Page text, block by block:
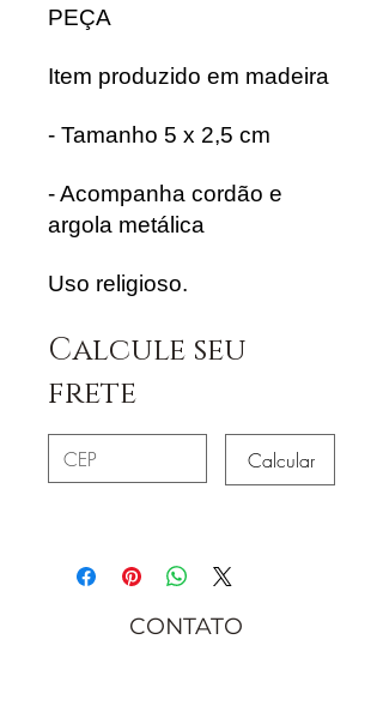
PEÇA
Item produzido em madeira
- Tamanho 5 x 2,5 cm
- Acompanha cordão e
argola metálica
Uso religioso.
Calcule seu
frete
Calcular
CONTATO